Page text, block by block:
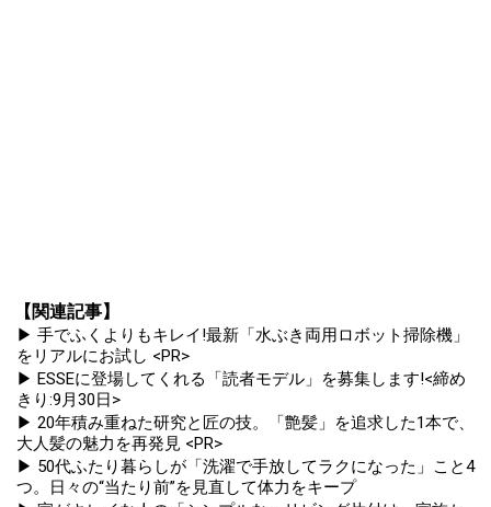
【関連記事】
▶ 手でふくよりもキレイ!最新「水ぶき両用ロボット掃除機」
をリアルにお試し <PR>
▶ ESSEに登場してくれる「読者モデル」を募集します!<締め
きり:9月30日>
▶ 20年積み重ねた研究と匠の技。「艶髪」を追求した1本で、
大人髪の魅力を再発見 <PR>
▶ 50代ふたり暮らしが「洗濯で手放してラクになった」こと4
つ。日々の“当たり前”を見直して体力をキープ